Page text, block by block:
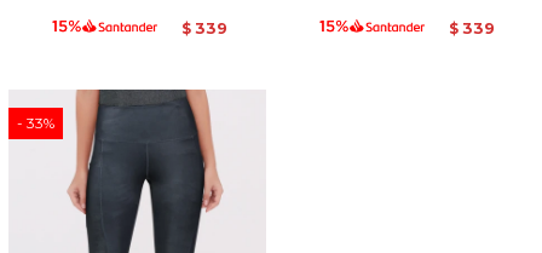
$ 339 $ 339
33